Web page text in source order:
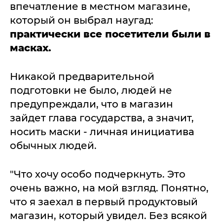
впечатление в местном магазине,
который он выбрал наугад:
практически все посетители были в
масках.
Никакой предварительной
подготовки не было, людей не
предупреждали, что в магазин
зайдет глава государства, а значит,
носить маски - личная инициатива
обычных людей.
"Что хочу особо подчеркнуть. Это
очень важно, на мой взгляд. Понятно,
что я заехал в первый продуктовый
магазин, который увидел. Без всякой